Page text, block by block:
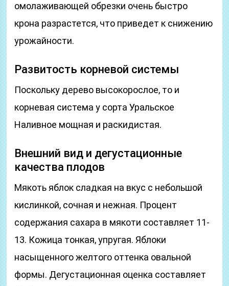
омолаживающей обрезки очень быстро
крона разрастется, что приведет к снижению
урожайности.
Развитость корневой системы
Поскольку дерево высокорослое, то и
корневая система у сорта Уральское
Наливное мощная и раскидистая.
Внешний вид и дегустационные
качества плодов
Мякоть яблок сладкая на вкус с небольшой
кислинкой, сочная и нежная. Процент
содержания сахара в мякоти составляет 11-
13. Кожица тонкая, упругая. Яблоки
насыщенного желтого оттенка овальной
формы. Дегустационная оценка составляет